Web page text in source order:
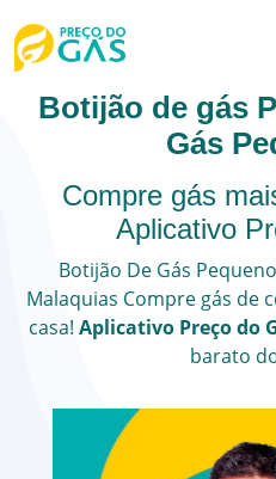
Botijão de gás
Gás
Compre gás
Aplicativo
Botijão De Gás Pequeno
Malaquias Compre gás de
casa! Aplicativo Preço do
barato